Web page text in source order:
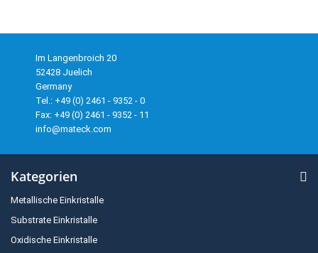
Im Langenbroich 20
52428 Juelich
Germany
Tel.: +49 (0) 2461 - 9352 - 0
Fax: +49 (0) 2461 - 9352 - 11
info@mateck.com
Kategorien
Metallische Einkristalle
Substrate Einkristalle
Oxidische Einkristalle